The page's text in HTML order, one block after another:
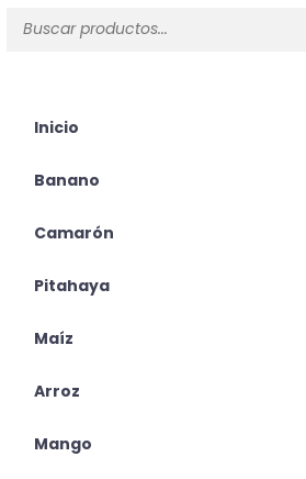
Inicio
Banano
Camarón
Pitahaya
Maíz
Arroz
Mango